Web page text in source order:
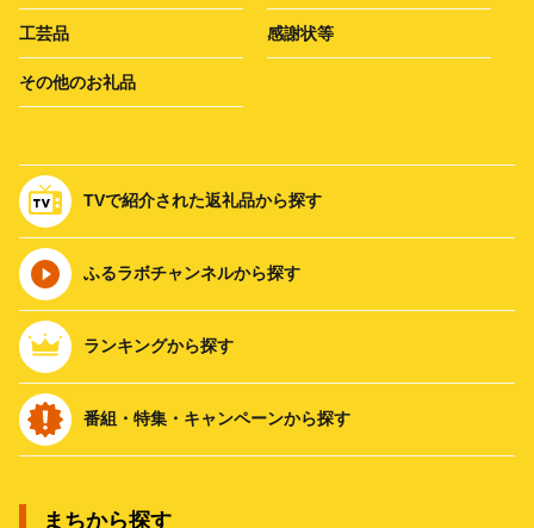
工芸品 感謝状等
その他のお礼品
TVで紹介された返礼品から探す
ふるラボチャンネルから探す
ランキングから探す
番組・特集・キャンペーンから探す
まちから探す